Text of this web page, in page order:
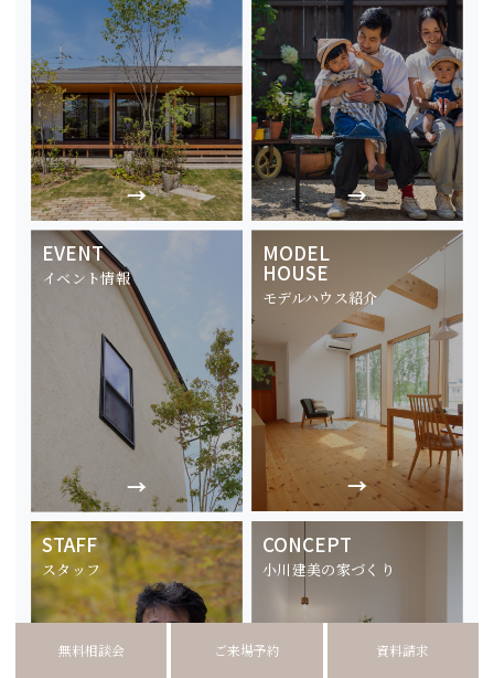
EVENT
イベント情報
MODEL
HOUSE
モデルハウス紹介
STAFF
スタッフ
CONCEPT
小川建美の家づくり
無料相談会 ご来場予約 資料請求